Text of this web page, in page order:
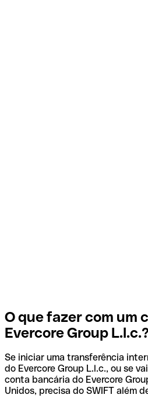
O que fazer com um
Evercore Group
Se iniciar uma transferência
do Evercore Group L.l.c., ou se
conta bancária do Evercore
Unidos, precisa do SWIFT além